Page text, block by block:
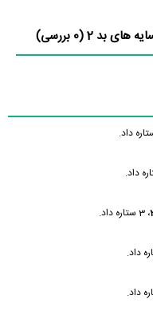
های بد 2 ( 0 بررسی)
، 3 ستاره داد.